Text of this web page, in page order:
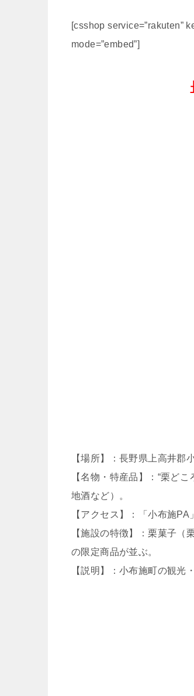
[csshop service=”rakuten”
mode=”embed”]
【場所】：長野県上高井郡
【名物・特産品】：“栗ど
地酒など）。
【アクセス】：「小布施PA
【施設の特徴】：栗菓子（
の限定商品が並ぶ。
【説明】：小布施町の観光